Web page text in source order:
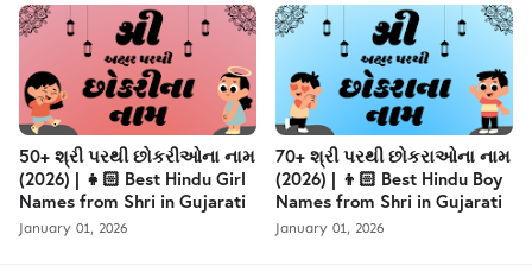
50+ શ્રી પરથી છોકરીઓના નામ
(2026) | 👧🏻 Best Hindu Girl
Names from Shri in Gujarati
January 01, 2026
70+ શ્રી પરથી છોકરાઓના નામ
(2026) | 👦🏻 Best Hindu Boy
Names from Shri in Gujarati
January 01, 2026